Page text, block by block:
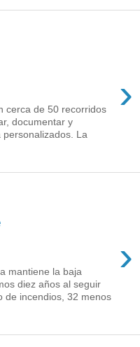
›
cerca de 50 recorridos
documentar y
La
›
mantiene la baja
diez años al seguir
de incendios, 32 menos